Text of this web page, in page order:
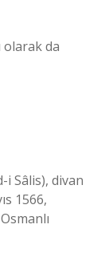
olarak da
1566,